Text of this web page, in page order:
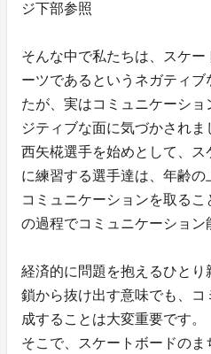
ジ下部参照
そんな中で私たちは、スケ
ーツであるというネガティ
たが、実はコミュニケーシ
ジティブな面に気づかされま
西矢椛選手を始めとして、
に練習する選手達は、年齢
コミュニケーションを取る
の過程でコミュニケーション
経済的に問題を抱えるひと
鎖から抜け出す意味でも、
成することは大変重要です。
そこで、スケートボードの